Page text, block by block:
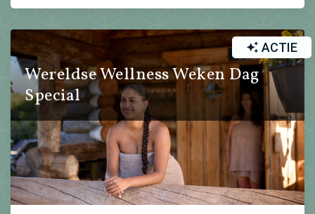
Wereldse Wellness Weken Dag
Special
ACTIE